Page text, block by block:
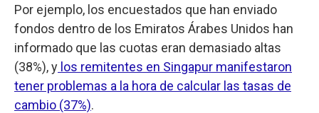
Por ejemplo, los encuestados que han enviado
fondos dentro de los Emiratos Árabes Unidos han
informado que las cuotas eran demasiado altas
(38%), y los remitentes en Singapur manifestaron
tener problemas a la hora de calcular las tasas de
cambio (37%).